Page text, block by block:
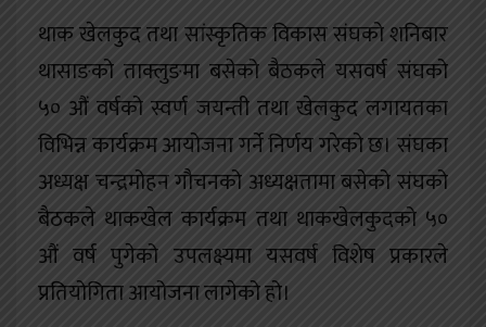
थाक खेलकुद तथा सांस्कृतिक विकास संघको शनिबार
थासाङको ताक्लुङमा बसेको बैठकले यसवर्ष संघको
५० औं वर्षको स्वर्ण जयन्ती तथा खेलकुद लगायतका
विभिन्न कार्यक्रम आयोजना गर्ने निर्णय गरेको छ। संघका
अध्यक्ष चन्द्रमोहन गौचनको अध्यक्षतामा बसेको संघको
बैठकले थाकखेल कार्यक्रम तथा थाकखेलकुदको ५०
औं वर्ष पुगेको उपलक्ष्यमा यसवर्ष विशेष प्रकारले
प्रतियोगिता आयोजना लागेको हो।